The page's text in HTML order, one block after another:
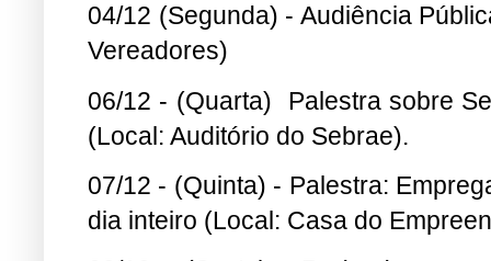
04/12 (Segunda) - Audiência
Vereadores)
06/12 - (Quarta) Palestra sobre
(Local: Auditório do Sebrae).
07/12 - (Quinta) - Palestra:
dia inteiro (Local: Casa do